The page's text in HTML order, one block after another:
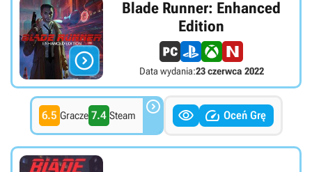

Blade Runner: Enhanced
Edition
Data wydania:23 czerwca 2022
6.5 Gracze 7.4 Steam    Oceń Grę